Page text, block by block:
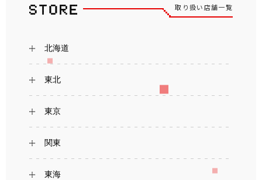
取り扱い店舗一覧
北海道
東北
東京
関東
東海